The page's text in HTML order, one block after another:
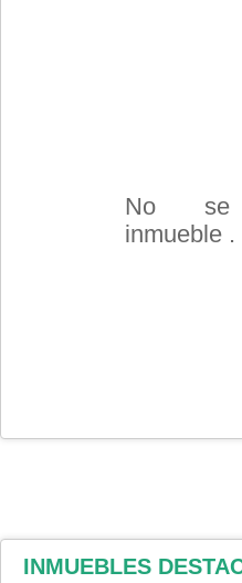
No se
inmueble .
INMUEBLES